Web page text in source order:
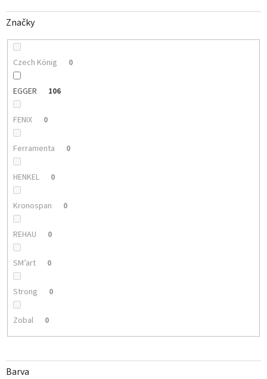
Značky
Czech König 0
EGGER 106
FENIX 0
Ferramenta 0
HENKEL 0
Kronospan 0
REHAU 0
SM’art 0
Strong 0
Zobal 0
Barva